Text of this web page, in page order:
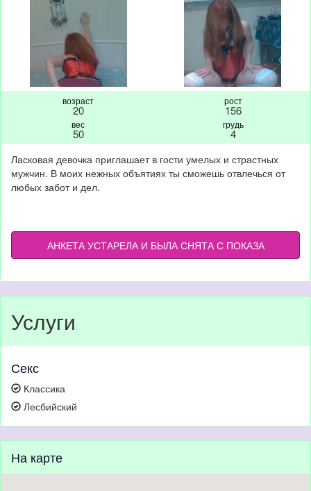
возраст
20
рост
156
вес
50
грудь
4
Ласковая девочка приглашает в гости умелых и страстных
мужчин. В моих нежных объятиях ты сможешь отвлечься от
любых забот и дел.
АНКЕТА УСТАРЕЛА И БЫЛА СНЯТА С ПОКАЗА
Услуги
Секс
Классика
Лесбийский
На карте